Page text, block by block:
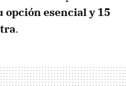
opción esencial y 15
.